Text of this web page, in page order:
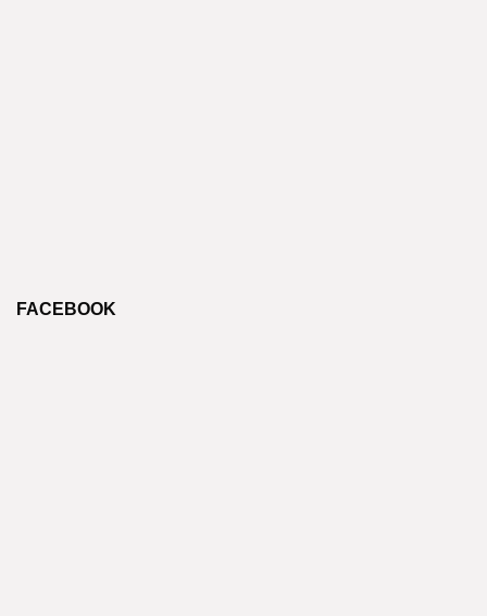
FACEBOOK